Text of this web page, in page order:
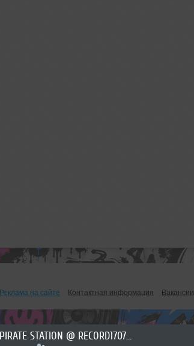
PIRATE STATION @ RECORD17072026 #1288
Реклама на сайте Контактная информация Вакансии